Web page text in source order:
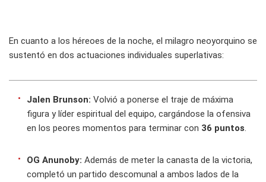
En cuanto a los héreoes de la noche, el milagro neoyorquino se
sustentó en dos actuaciones individuales superlativas:
Jalen Brunson: Volvió a ponerse el traje de máxima
figura y líder espiritual del equipo, cargándose la ofensiva
en los peores momentos para terminar con 36 puntos
OG Anunoby: Además de meter la canasta de la victoria,
completó un partido descomunal a ambos lados de la